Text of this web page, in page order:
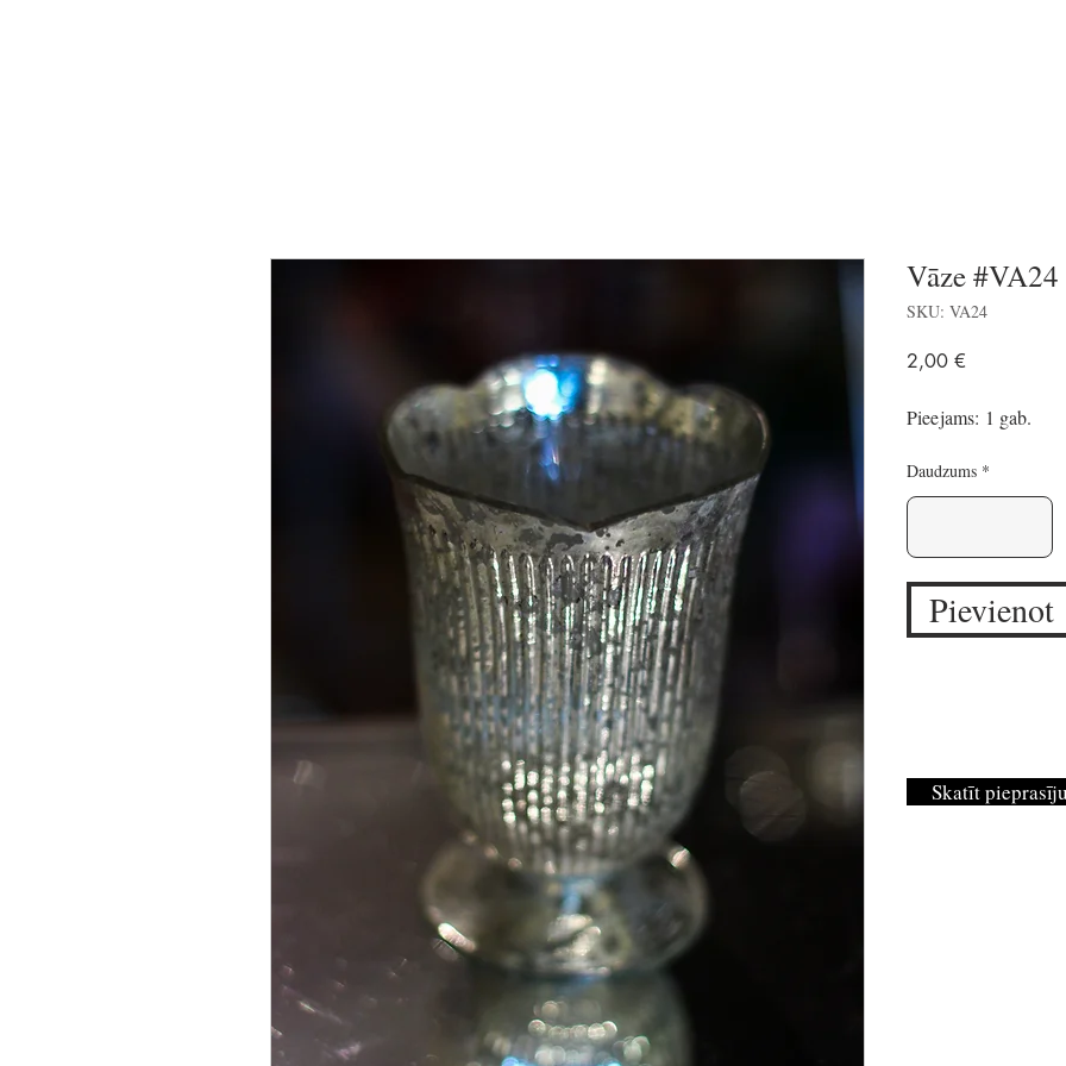
Vāze #VA24
SKU: VA24
2,00 €
Pievienot
Skatīt
Daudzums
Pieejams: 1 gab.